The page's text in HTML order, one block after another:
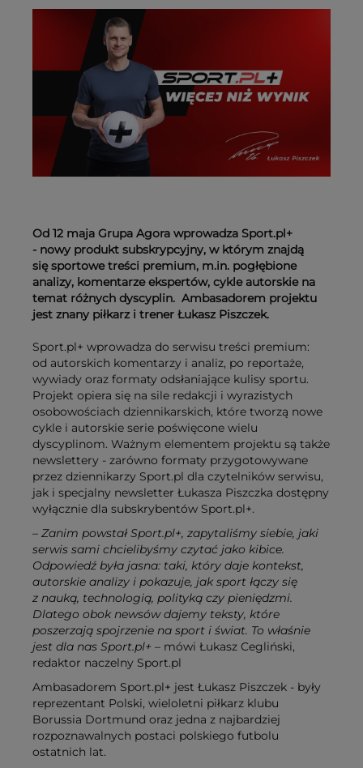
Od 12 maja Grupa Agora wprowadza Sport.pl+
- nowy produkt subskrypcyjny, w którym znajdą
się sportowe treści premium, m.in. pogłębione
analizy, komentarze ekspertów, cykle autorskie na
temat różnych dyscyplin. Ambasadorem projektu
jest znany piłkarz i trener Łukasz Piszczek.
Sport.pl+ wprowadza do serwisu treści premium:
od autorskich komentarzy i analiz, po reportaże,
wywiady oraz formaty odsłaniające kulisy sportu.
Projekt opiera się na sile redakcji i wyrazistych
osobowościach dziennikarskich, które tworzą nowe
cykle i autorskie serie poświęcone wielu
dyscyplinom. Ważnym elementem projektu są także
newslettery - zarówno formaty przygotowywane
przez dziennikarzy Sport.pl dla czytelników serwisu,
jak i specjalny newsletter Łukasza Piszczka dostępny
wyłącznie dla subskrybentów Sport.pl+.
– Zanim powstał Sport.pl+, zapytaliśmy siebie, jaki
serwis sami chcielibyśmy czytać jako kibice.
Odpowiedź była jasna: taki, który daje kontekst,
autorskie analizy i pokazuje, jak sport łączy się
z nauką, technologią, polityką czy pieniędzmi.
Dlatego obok newsów dajemy teksty, które
poszerzają spojrzenie na sport i świat. To właśnie
jest dla nas Sport.pl+ – mówi Łukasz Cegliński,
redaktor naczelny Sport.pl
Ambasadorem Sport.pl+ jest Łukasz Piszczek - były
reprezentant Polski, wieloletni piłkarz klubu
Borussia Dortmund oraz jedna z najbardziej
rozpoznawalnych postaci polskiego futbolu
ostatnich lat.